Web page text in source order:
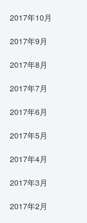
2017年10月
2017年9月
2017年8月
2017年7月
2017年6月
2017年5月
2017年4月
2017年3月
2017年2月